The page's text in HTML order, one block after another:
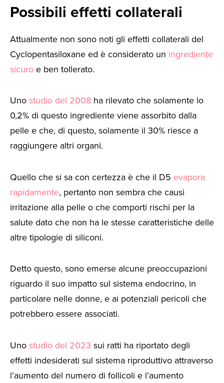
Possibili effetti collaterali
Attualmente non sono noti gli effetti collaterali del
Cyclopentasiloxane ed è considerato un ingrediente
sicuroe ben tollerato.
Unostudio del 2008 ha rilevato che solamente lo
0,2% di questo ingrediente viene assorbito dalla
pelle e che, di questo, solamente il 30% riesce a
raggiungere altri organi.
Quello che si sa con certezza è che il D5 evapora
rapidamente, pertanto non sembra che causi
irritazione alla pelle o che comporti rischi per la
salute dato che non ha le stesse caratteristiche delle
altre tipologie di siliconi.
Detto questo, sono emerse alcune preoccupazioni
riguardo il suo impatto sul sistema endocrino, in
particolare nelle donne, e ai potenziali pericoli che
potrebbero essere associati.
Unostudio del 2023 sui ratti ha riportato degli
effetti indesiderati sul sistema riproduttivo attraverso
l’aumento del numero di follicoli e l’aumento